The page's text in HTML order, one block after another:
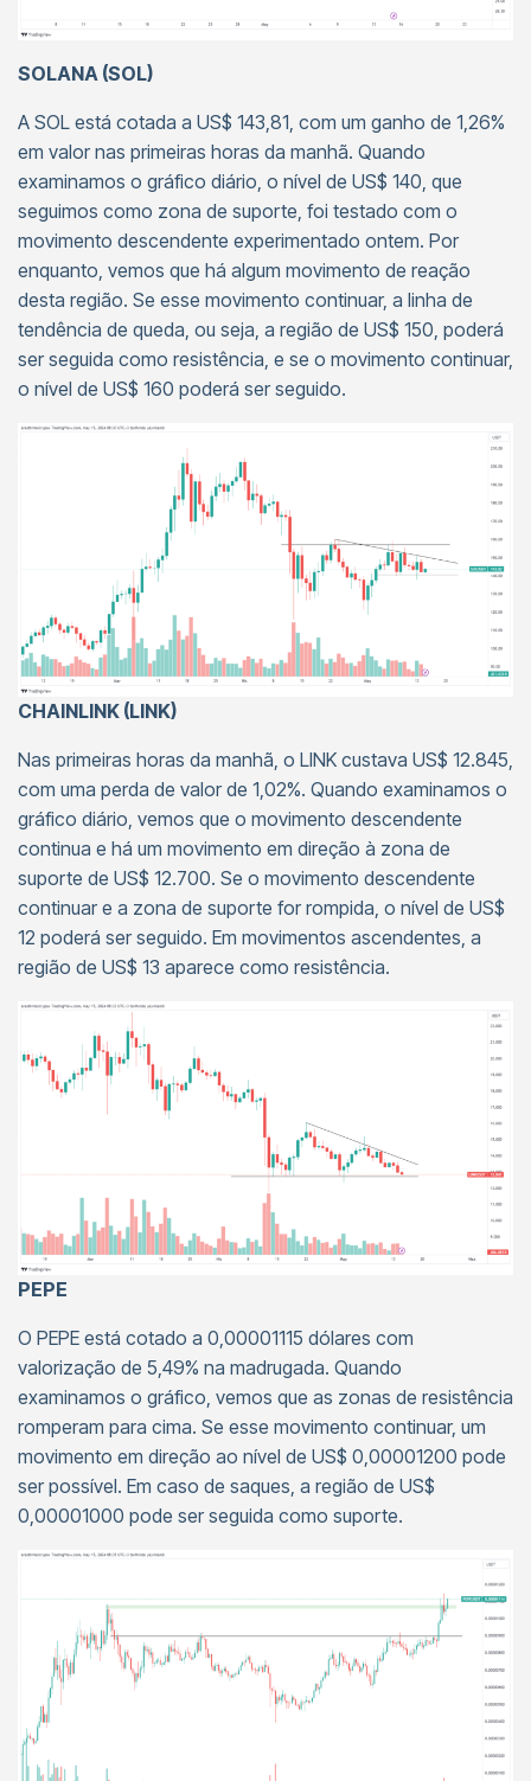
SOLANA (SOL)
A SOL está cotada a US$ 143,81, com um ganho de 1,26%
em valor nas primeiras horas da manhã. Quando
examinamos o gráfico diário, o nível de US$ 140, que
seguimos como zona de suporte, foi testado com o
movimento descendente experimentado ontem. Por
enquanto, vemos que há algum movimento de reação
desta região. Se esse movimento continuar, a linha de
tendência de queda, ou seja, a região de US$ 150, poderá
ser seguida como resistência, e se o movimento continuar,
o nível de US$ 160 poderá ser seguido.
CHAINLINK (LINK)
Nas primeiras horas da manhã, o LINK custava US$ 12.845,
com uma perda de valor de 1,02%. Quando examinamos o
gráfico diário, vemos que o movimento descendente
continua e há um movimento em direção à zona de
suporte de US$ 12.700. Se o movimento descendente
continuar e a zona de suporte for rompida, o nível de US$
12 poderá ser seguido. Em movimentos ascendentes, a
região de US$ 13 aparece como resistência.
PEPE
O PEPE está cotado a 0,00001115 dólares com
valorização de 5,49% na madrugada. Quando
examinamos o gráfico, vemos que as zonas de resistência
romperam para cima. Se esse movimento continuar, um
movimento em direção ao nível de US$ 0,00001200 pode
ser possível. Em caso de saques, a região de US$
0,00001000 pode ser seguida como suporte.